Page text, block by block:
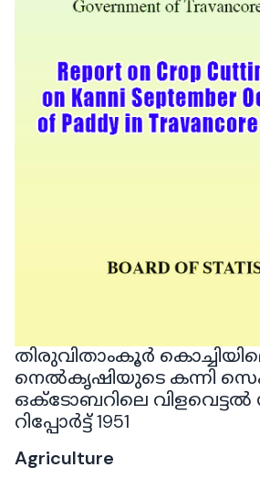
തിരുവിതാംകൂർ
നെൽകൃഷിയുടെ കന്നി
ഒക്‌ടോബറിലെ
റിപ്പോർട്ട് 1951
Agriculture